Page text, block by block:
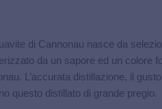
di Cannonau nasce da
da un sapore ed un colore
L’accurata distillazione, il
questo distillato di grande pregio.